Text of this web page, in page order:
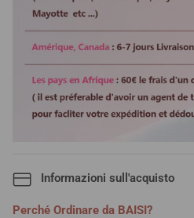
Informazioni sull'acquisto
Perché Ordinare da BAISI?